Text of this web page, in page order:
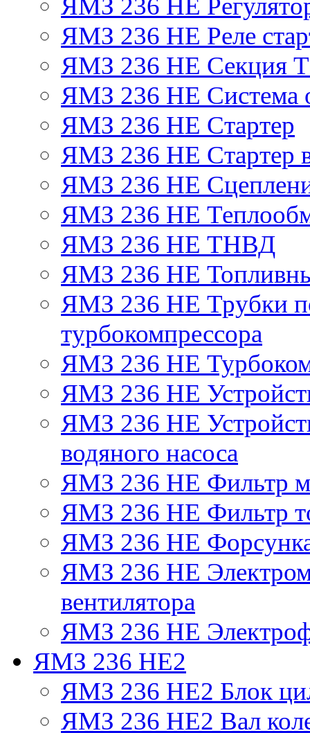
ЯМЗ 236 НЕ
ЯМЗ 236 НЕ Реле
ЯМЗ 236 НЕ Секция
ЯМЗ 236 НЕ Система
ЯМЗ 236 НЕ Стартер
ЯМЗ 236 НЕ Стартер
ЯМЗ 236 НЕ
ЯМЗ 236 НЕ
ЯМЗ 236 НЕ ТНВД
ЯМЗ 236 НЕ
ЯМЗ 236 НЕ Трубки
турбокомпрессора
ЯМЗ 236 НЕ
ЯМЗ 236 НЕ
ЯМЗ 236 НЕ
водяного насоса
ЯМЗ 236 НЕ Фильтр
ЯМЗ 236 НЕ Фильтр
ЯМЗ 236 НЕ
ЯМЗ 236 НЕ
вентилятора
ЯМЗ 236 НЕ
ЯМЗ 236 НЕ2
ЯМЗ 236 НЕ2 Блок
ЯМЗ 236 НЕ2 Вал